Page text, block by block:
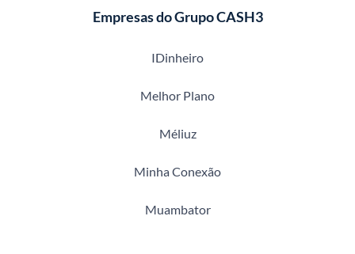
Empresas do Grupo CASH3
IDinheiro
Melhor Plano
Méliuz
Minha Conexão
Muambator